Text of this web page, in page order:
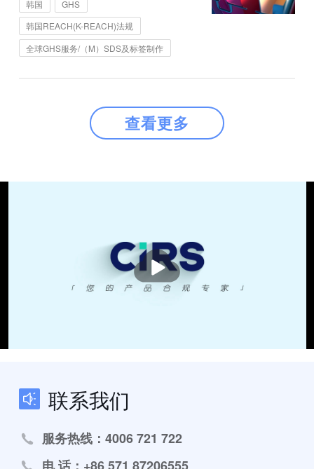
韩国
GHS
韩国REACH(K-REACH)法规
全球GHS服务/（M）SDS及标签制作
查看更多
播
放
联系我们
服务热线：4006 721 722